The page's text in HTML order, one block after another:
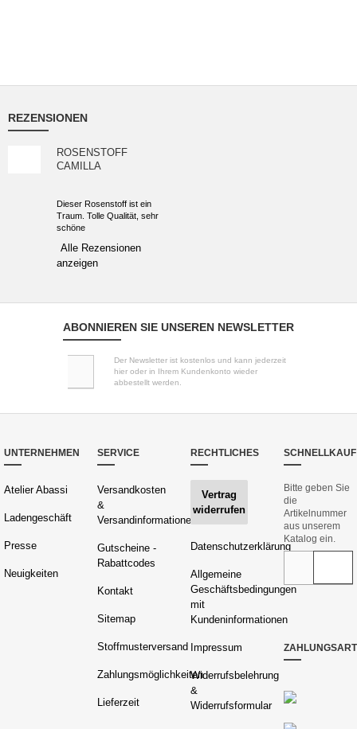
REZENSIONEN
ROSENSTOFF
CAMILLA
Dieser Rosenstoff ist ein
Traum. Tolle Qualität, sehr
schöne
Alle Rezensionen
anzeigen
ABONNIEREN SIE UNSEREN NEWSLETTER
Der Newsletter ist kostenlos und kann jederzeit
hier oder in Ihrem Kundenkonto wieder
abbestellt werden.
UNTERNEHMEN
Atelier Abassi
Ladengeschäft
Presse
Neuigkeiten
SERVICE
Versandkosten
&
Versandinformationen
Gutscheine -
Rabattcodes
Kontakt
Sitemap
Stoffmusterversand
Zahlungsmöglichkeiten
Lieferzeit
RECHTLICHES
Vertrag
widerrufen
Datenschutzerklärung
Allgemeine
Geschäftsbedingungen
mit
Kundeninformationen
Impressum
Widerrufsbelehrung
&
Widerrufsformular
SCHNELLKAUF
Bitte geben Sie
die
Artikelnummer
aus unserem
Katalog ein.